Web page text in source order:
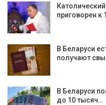
приговорен к
В Беларуси
получают
В Беларуси
до 10 тысяч…